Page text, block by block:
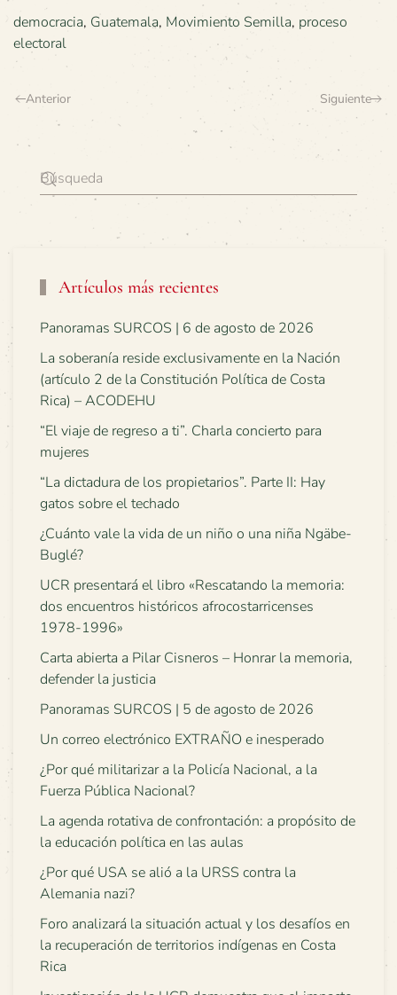
democracia, Guatemala, Movimiento Semilla, proceso
electoral
Anterior Siguiente
Artículos más recientes
Panoramas SURCOS | 6 de agosto de 2026
La soberanía reside exclusivamente en la Nación
(artículo 2 de la Constitución Política de Costa
Rica) – ACODEHU
“El viaje de regreso a ti”. Charla concierto para
mujeres
“La dictadura de los propietarios”. Parte II: Hay
gatos sobre el techado
¿Cuánto vale la vida de un niño o una niña Ngäbe-
Buglé?
UCR presentará el libro «Rescatando la memoria:
dos encuentros históricos afrocostarricenses
1978-1996»
Carta abierta a Pilar Cisneros – Honrar la memoria,
defender la justicia
Panoramas SURCOS | 5 de agosto de 2026
Un correo electrónico EXTRAÑO e inesperado
¿Por qué militarizar a la Policía Nacional, a la
Fuerza Pública Nacional?
La agenda rotativa de confrontación: a propósito de
la educación política en las aulas
¿Por qué USA se alió a la URSS contra la
Alemania nazi?
Foro analizará la situación actual y los desafíos en
la recuperación de territorios indígenas en Costa
Rica